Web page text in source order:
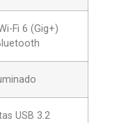
Fi 6 (Gig+)
USB 3.2